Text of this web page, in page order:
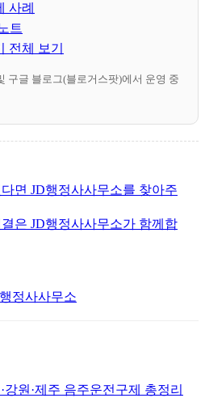
사례
트
전체 보기
구글 블로그(블로거스팟)에서 운영 중
면 JD행정사사무소를 찾아주
은 JD행정사사무소가 함께합
강원·제주 음주운전구제 총정리